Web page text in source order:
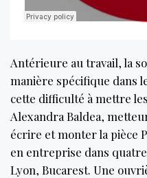
Antérieure au travail, la
manière spécifique dans
cette difficulté à mettre
Alexandra Baldea,
écrire et monter la pièce
en entreprise dans
Lyon, Bucarest. Une